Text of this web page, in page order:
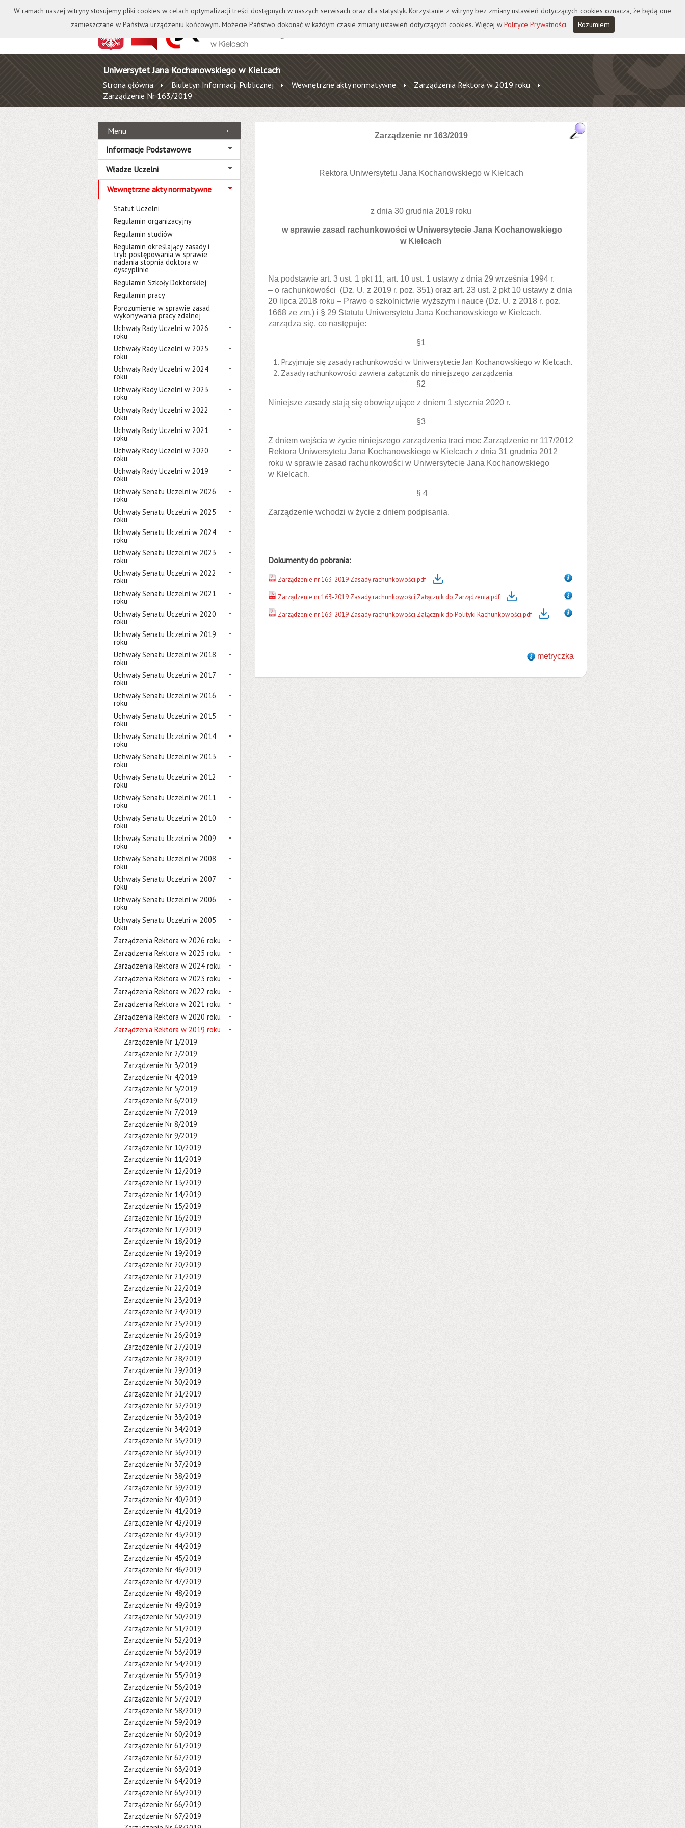
Kontakt Biblioteka Wydawnictwo Wirtualna Uczelnia A A A A
Uniwersytet Jana Kochanowskiego w Kielcach
Strona główna Biuletyn Informacji Publicznej Wewnętrzne akty normatywne
Zarządzenia Rektora w 2019 roku
Zarządzenie Nr 163/2019
Menu
Informacje Podstawowe
Władze Uczelni
Wewnętrzne akty normatywne
Statut Uczelni
Regulamin organizacyjny
Regulamin studiów
Regulamin określający zasady i
tryb postępowania w sprawie
nadania stopnia doktora w
dyscyplinie
Regulamin Szkoły Doktorskiej
Regulamin pracy
Porozumienie w sprawie zasad
wykonywania pracy zdalnej
Uchwały Rady Uczelni w 2026
roku
Uchwały Rady Uczelni w 2025
roku
Uchwały Rady Uczelni w 2024
roku
Uchwały Rady Uczelni w 2023
roku
Uchwały Rady Uczelni w 2022
roku
Uchwały Rady Uczelni w 2021
roku
Uchwały Rady Uczelni w 2020
roku
Uchwały Rady Uczelni w 2019
roku
Uchwały Senatu Uczelni w 2026
roku
Uchwały Senatu Uczelni w 2025
roku
Uchwały Senatu Uczelni w 2024
roku
Uchwały Senatu Uczelni w 2023
roku
Uchwały Senatu Uczelni w 2022
roku
Uchwały Senatu Uczelni w 2021
roku
Uchwały Senatu Uczelni w 2020
roku
Uchwały Senatu Uczelni w 2019
roku
Uchwały Senatu Uczelni w 2018
roku
Uchwały Senatu Uczelni w 2017
roku
Uchwały Senatu Uczelni w 2016
roku
Uchwały Senatu Uczelni w 2015
roku
Uchwały Senatu Uczelni w 2014
roku
Uchwały Senatu Uczelni w 2013
roku
Uchwały Senatu Uczelni w 2012
roku
Uchwały Senatu Uczelni w 2011
roku
Uchwały Senatu Uczelni w 2010
roku
Uchwały Senatu Uczelni w 2009
roku
Uchwały Senatu Uczelni w 2008
roku
Uchwały Senatu Uczelni w 2007
roku
Uchwały Senatu Uczelni w 2006
roku
Uchwały Senatu Uczelni w 2005
roku
Zarządzenia Rektora w 2026 roku
Zarządzenia Rektora w 2025 roku
Zarządzenia Rektora w 2024 roku
Zarządzenia Rektora w 2023 roku
Zarządzenia Rektora w 2022 roku
Zarządzenia Rektora w 2021 roku
Zarządzenia Rektora w 2020 roku
Zarządzenia Rektora w 2019 roku
Zarządzenie Nr 1/2019
Zarządzenie Nr 2/2019
Zarządzenie Nr 3/2019
Zarządzenie Nr 4/2019
Zarządzenie Nr 5/2019
Zarządzenie Nr 6/2019
Zarządzenie Nr 7/2019
Zarządzenie Nr 8/2019
Zarządzenie Nr 9/2019
Zarządzenie Nr 10/2019
Zarządzenie Nr 11/2019
Zarządzenie Nr 12/2019
Zarządzenie Nr 13/2019
Zarządzenie Nr 14/2019
Zarządzenie Nr 15/2019
Zarządzenie Nr 16/2019
Zarządzenie Nr 17/2019
Zarządzenie Nr 18/2019
Zarządzenie Nr 19/2019
Zarządzenie Nr 20/2019
Zarządzenie Nr 21/2019
Zarządzenie Nr 22/2019
Zarządzenie Nr 23/2019
Zarządzenie Nr 24/2019
Zarządzenie Nr 25/2019
Zarządzenie Nr 26/2019
Zarządzenie Nr 27/2019
Zarządzenie Nr 28/2019
Zarządzenie Nr 29/2019
Zarządzenie Nr 30/2019
Zarządzenie Nr 31/2019
Zarządzenie Nr 32/2019
Zarządzenie Nr 33/2019
Zarządzenie Nr 34/2019
Zarządzenie Nr 35/2019
Zarządzenie Nr 36/2019
Zarządzenie Nr 37/2019
Zarządzenie Nr 38/2019
Zarządzenie Nr 39/2019
Zarządzenie Nr 40/2019
Zarządzenie Nr 41/2019
Zarządzenie Nr 42/2019
Zarządzenie Nr 43/2019
Zarządzenie Nr 44/2019
Zarządzenie Nr 45/2019
Zarządzenie Nr 46/2019
Zarządzenie Nr 47/2019
Zarządzenie Nr 48/2019
Zarządzenie Nr 49/2019
Zarządzenie Nr 50/2019
Zarządzenie Nr 51/2019
Zarządzenie Nr 52/2019
Zarządzenie Nr 53/2019
Zarządzenie Nr 54/2019
Zarządzenie Nr 55/2019
Zarządzenie Nr 56/2019
Zarządzenie Nr 57/2019
Zarządzenie Nr 58/2019
Zarządzenie Nr 59/2019
Zarządzenie Nr 60/2019
Zarządzenie Nr 61/2019
Zarządzenie Nr 62/2019
Zarządzenie Nr 63/2019
Zarządzenie Nr 64/2019
Zarządzenie Nr 65/2019
Zarządzenie Nr 66/2019
Zarządzenie Nr 67/2019
Zarządzenie nr 163/2019
Rektora Uniwersytetu Jana Kochanowskiego w Kielcach
z dnia 30 grudnia 2019 roku
w sprawie zasad rachunkowości w Uniwersytecie Jana Kochanowskiego
w Kielcach
Na podstawie art. 3 ust. 1 pkt 11, art. 10 ust. 1 ustawy z dnia 29 września 1994 r.
– o rachunkowości (Dz. U. z 2019 r. poz. 351) oraz art. 23 ust. 2 pkt 10 ustawy z dnia
20 lipca 2018 roku – Prawo o szkolnictwie wyższym i nauce (Dz. U. z 2018 r. poz.
1668 ze zm.) i § 29 Statutu Uniwersytetu Jana Kochanowskiego w Kielcach,
zarządza się, co następuje:
§1
Przyjmuje się zasady rachunkowości w Uniwersytecie Jan Kochanowskiego w Kielcach.
Zasady rachunkowości zawiera załącznik do niniejszego zarządzenia.
§2
Niniejsze zasady stają się obowiązujące z dniem 1 stycznia 2020 r.
§3
Z dniem wejścia w życie niniejszego zarządzenia traci moc Zarządzenie nr 117/2012
Rektora Uniwersytetu Jana Kochanowskiego w Kielcach z dnia 31 grudnia 2012
roku w sprawie zasad rachunkowości w Uniwersytecie Jana Kochanowskiego
w Kielcach.
§ 4
Zarządzenie wchodzi w życie z dniem podpisania.
Dokumenty do pobrania:
Zarządzenie nr 163-2019 Zasady rachunkowości.pdf
Zarządzenie nr 163-2019 Zasady rachunkowości Załącznik do Zarządzenia.pdf
Zarządzenie nr 163-2019 Zasady rachunkowości Załącznik do Polityki Rachunkowości.pdf
metryczka
W ramach naszej witryny stosujemy pliki cookies w celach optymalizacji treści dostępnych w naszych serwisach oraz dla statystyk. Korzystanie z witryny bez zmiany ustawień dotyczących cookies oznacza, że będą one
zamieszczane w Państwa urządzeniu końcowym. Możecie Państwo dokonać w każdym czasie zmiany ustawień dotyczących cookies. Więcej w Polityce Prywatności. Rozumiem